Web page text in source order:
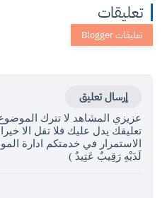
تعليقات
إرسال تعليق
عزيزي المشاهد لا تترك
تعليقك يدل عليك فلا تقل الا
الاستمرار في خدمتكم ادارة
لَدَيْهِ رَقِيبٌ عَتِيدٌ )